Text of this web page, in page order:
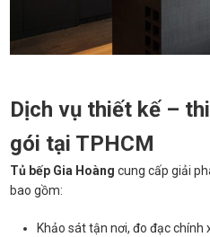
Dịch vụ thiết kế –
gói tại TPHCM
Tủ bếp Gia Hoàng cung cấp giải
bao gồm:
Khảo sát tận nơi, đo đạc chính